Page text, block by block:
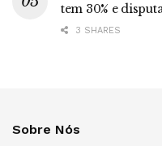
tem 30% e
3 SHARES
Sobre Nós